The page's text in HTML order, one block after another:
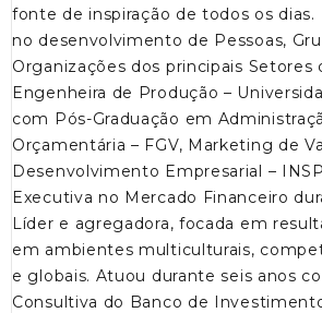
fonte de inspiração de todos os dias.
no desenvolvimento de Pessoas,
Organizações dos principais Setores
Engenheira de Produção –
com Pós-Graduação em
Orçamentária – FGV, Marketing de
Desenvolvimento Empresarial –
Executiva no Mercado Financeiro
Líder e agregadora, focada em
em ambientes multiculturais,
e globais. Atuou durante seis anos
Consultiva do Banco de